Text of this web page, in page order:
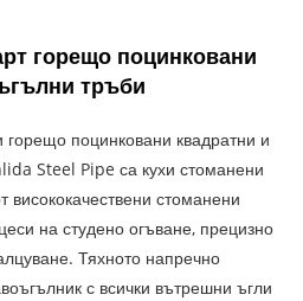
горещо поцинковани
тръби
поцинковани квадратни и
Steel Pipe са кухи стоманени
висококачествени стоманени
на студено огъване, прецизно
Тяхното напречно
с всички вътрешни ъгли